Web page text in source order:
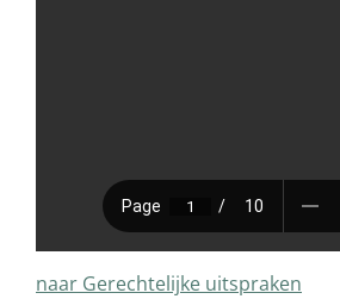
naar Gerechtelijke uitspraken